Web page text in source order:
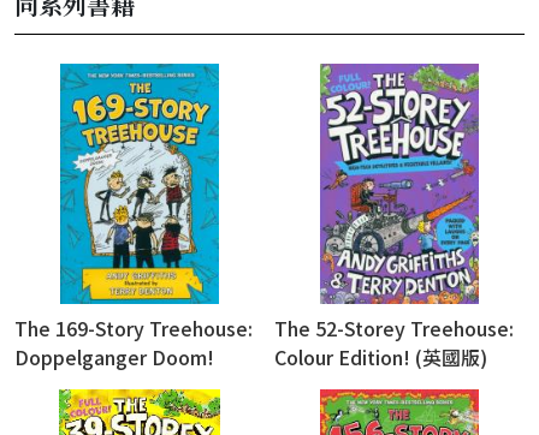
The 169-Story Treehouse:
Doppelganger Doom!
The 52-Storey Treehouse:
Colour Edition! (英國版)